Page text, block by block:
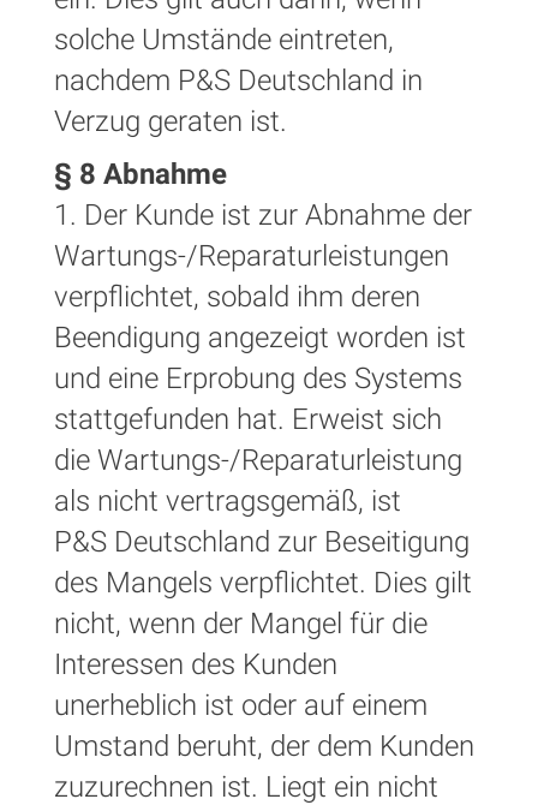
solche Umstände eintreten,
nachdem P&S Deutschland in
Verzug geraten ist.
§ 8 Abnahme
1. Der Kunde ist zur Abnahme der
Wartungs-/Reparaturleistungen
verpflichtet, sobald ihm deren
Beendigung angezeigt worden ist
und eine Erprobung des Systems
stattgefunden hat. Erweist sich
die Wartungs-/Reparaturleistung
als nicht vertragsgemäß, ist
P&S Deutschland zur Beseitigung
des Mangels verpflichtet. Dies gilt
nicht, wenn der Mangel für die
Interessen des Kunden
unerheblich ist oder auf einem
Umstand beruht, der dem Kunden
zuzurechnen ist. Liegt ein nicht